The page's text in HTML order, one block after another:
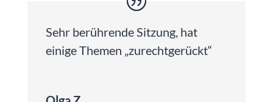
Sehr berührende Sitzung, hat
einige Themen „zurechtgerückt“